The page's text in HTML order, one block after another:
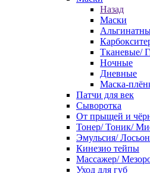
Назад
Маски
Тканевые/
Ночные
Дневные
Маска-
Патчи для век
Сыворотка
От прыщей и
Тонер/ Тоник/
Эмульсия/
Кинезио тейпы
Массажер/
Уход для губ